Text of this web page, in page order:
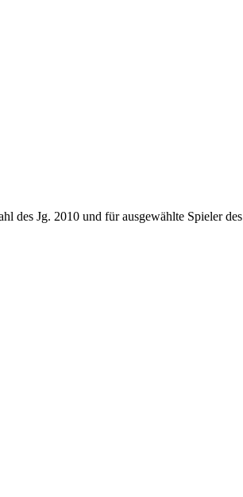
des Jg. 2010 und für ausgewählte Spieler